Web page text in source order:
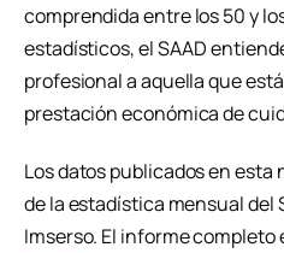
comprendida entre los 50 y
estadísticos, el SAAD
profesional a aquella que
prestación económica de
Los datos publicados en esta
de la estadística mensual del
Imserso. El informe